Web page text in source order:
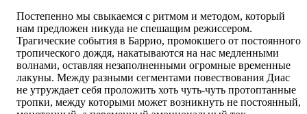
Постепенно мы свыкаемся с ритмом и методом, который
нам предложен никуда не спешащим режиссером.
Трагические события в Баррио, промокшего от постоянного
тропического дождя, накатываются на нас медленными
волнами, оставляя незаполненными огромные временные
лакуны. Между разными сегментами повествования Диас
не утруждает себя проложить хоть чуть-чуть протоптанные
тропки, между которыми может возникнуть не постоянный,